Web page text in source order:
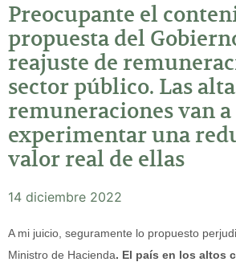
Preocupante el
propuesta del
reajuste de
sector público. Las
remuneraciones van a
experimentar una
valor real de ellas
14 diciembre 2022
A mi juicio, seguramente lo propuesto
Ministro de Hacienda. El país en los altos